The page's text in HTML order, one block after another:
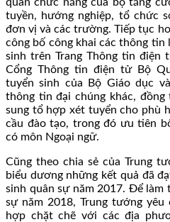
tuyền, hướng nghiệp, tổ chức
đơn vị và các trường. Tiếp tục
công bố công khai các thông tin
sinh trên Trang Thông tin điện
Cổng Thông tin điện tử Bộ
tuyển sinh của Bộ Giáo dục
thông tin đại chúng khác,
sung tổ hợp xét tuyển cho phù
cầu đào tạo, trong đó ưu tiên
có môn Ngoại ngữ.
Cũng theo chia sẻ của Trung
biểu dương những kết quả đã
sinh quân sự năm 2017. Để
sự năm 2018, Trung tướng yêu
hợp chặt chẽ với các địa